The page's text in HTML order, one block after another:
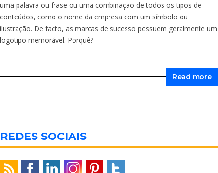
uma palavra ou frase ou uma combinação de todos os tipos de
conteúdos, como o nome da empresa com um símbolo ou
ilustração. De facto, as marcas de sucesso possuem geralmente um
logotipo memorável. Porquê?
Read more
REDES SOCIAIS